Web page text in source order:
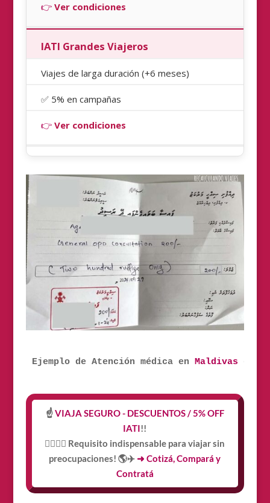
👉Ver condiciones
IATI Grandes Viajeros
Viajes de larga duración (+6 meses)
✅ 5% en campañas
👉Ver condiciones
Ejemplo de Atención médica en Maldivas
☝️VIAJA SEGURO - DESCUENTOS / 5% OFF
IATI!!
👩‍⚕️👨‍⚕️ Requisito indispensable para viajar sin
preocupaciones! 🌎✈️ ➜ Cotizá, Compará y
Contratá